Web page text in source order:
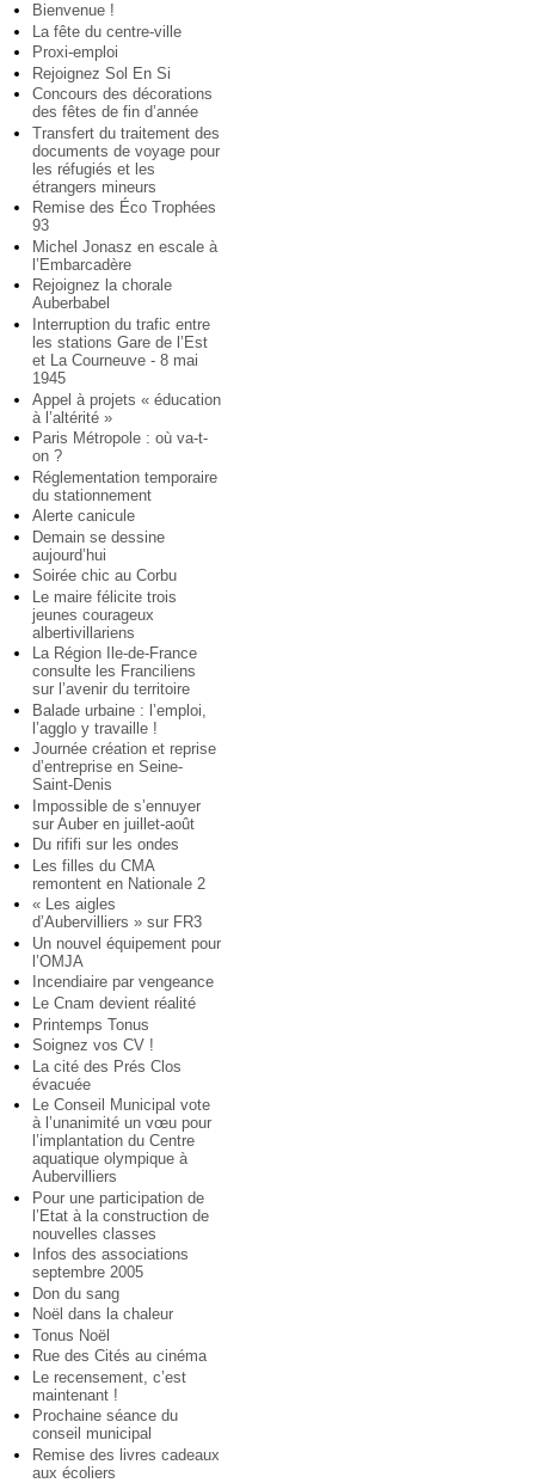
Bienvenue !
La fête du centre-ville
Proxi-emploi
Rejoignez Sol En Si
Concours des décorations
des fêtes de fin d’année
Transfert du traitement des
documents de voyage pour
les réfugiés et les
étrangers mineurs
Remise des Éco Trophées
93
Michel Jonasz en escale à
l’Embarcadère
Rejoignez la chorale
Auberbabel
Interruption du trafic entre
les stations Gare de l’Est
et La Courneuve - 8 mai
1945
Appel à projets « éducation
à l’altérité »
Paris Métropole : où va-t-
on ?
Réglementation temporaire
du stationnement
Alerte canicule
Demain se dessine
aujourd’hui
Soirée chic au Corbu
Le maire félicite trois
jeunes courageux
albertivillariens
La Région Ile-de-France
consulte les Franciliens
sur l’avenir du territoire
Balade urbaine : l’emploi,
l’agglo y travaille !
Journée création et reprise
d’entreprise en Seine-
Saint-Denis
Impossible de s’ennuyer
sur Auber en juillet-août
Du rififi sur les ondes
Les filles du CMA
remontent en Nationale 2
« Les aigles
d’Aubervilliers » sur FR3
Un nouvel équipement pour
l’OMJA
Incendiaire par vengeance
Le Cnam devient réalité
Printemps Tonus
Soignez vos CV !
La cité des Prés Clos
évacuée
Le Conseil Municipal vote
à l’unanimité un vœu pour
l’implantation du Centre
aquatique olympique à
Aubervilliers
Pour une participation de
l’Etat à la construction de
nouvelles classes
Infos des associations
septembre 2005
Don du sang
Noël dans la chaleur
Tonus Noël
Rue des Cités au cinéma
Le recensement, c’est
maintenant !
Prochaine séance du
conseil municipal
Remise des livres cadeaux
aux écoliers